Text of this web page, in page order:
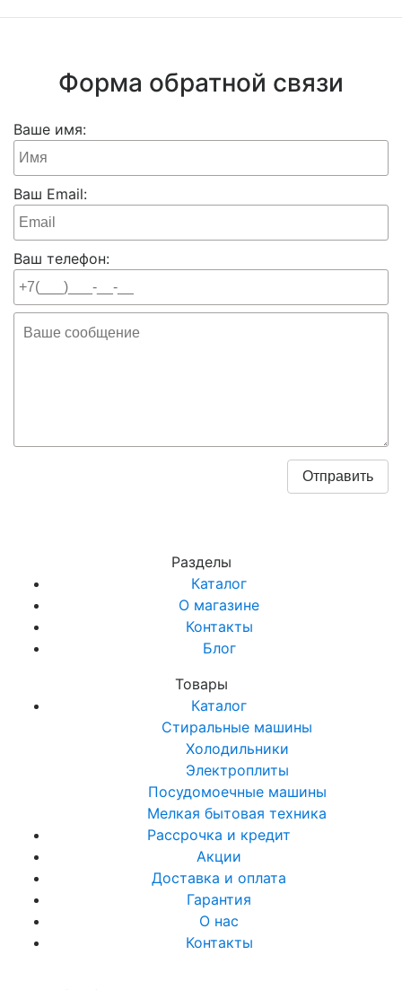
Форма обратной связи
Ваше имя:
Ваш Email:
Ваш телефон:
Разделы
Каталог
О магазине
Контакты
Блог
Товары
Каталог
Стиральные машины
Холодильники
Электроплиты
Посудомоечные машины
Мелкая бытовая техника
Рассрочка и кредит
Акции
Доставка и оплата
Гарантия
О нас
Контакты